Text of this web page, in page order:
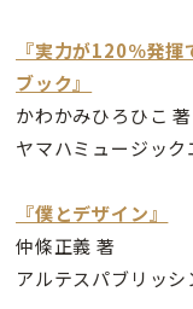
『実力が120％発
ブック』
かわかみひろひこ 著
ヤマハミュージッ
『僕とデザイン』
仲條正義 著
アルテスパブリッ